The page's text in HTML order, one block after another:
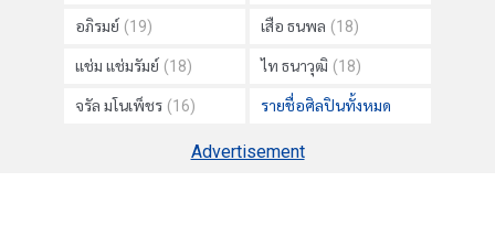
อภิรมย์ (19) เสือ ธนพล (18)
แช่ม แช่มรัมย์ (18) ไท ธนาวุฒิ (18)
จรัล มโนเพ็ชร (16) รายชื่อศิลปินทั้งหมด
Advertisement